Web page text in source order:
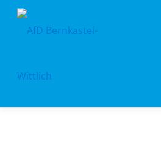
Zum